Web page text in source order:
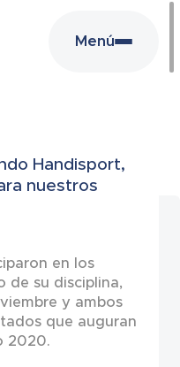
Menú
Handisport,
nuestros
en los
de su disciplina,
y ambos
que auguran
2020.